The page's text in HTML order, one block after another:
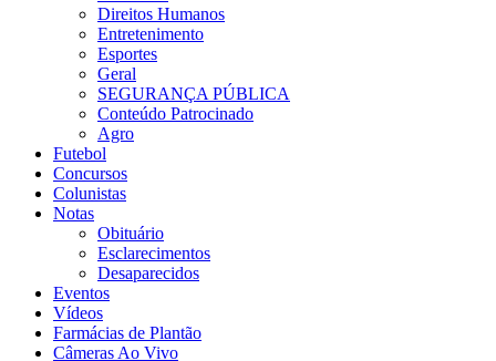
Direitos Humanos
Entretenimento
Esportes
Geral
SEGURANÇA PÚBLICA
Conteúdo Patrocinado
Agro
Futebol
Concursos
Colunistas
Notas
Obituário
Esclarecimentos
Desaparecidos
Eventos
Vídeos
Farmácias de Plantão
Câmeras Ao Vivo